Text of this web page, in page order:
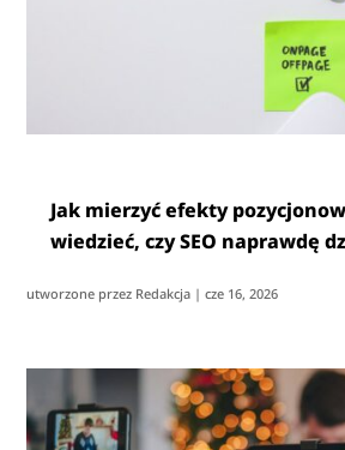
Jak mierzyć efekty
wiedzieć, czy SEO naprawdę
utworzone przez Redakcja |cze 16, 2026